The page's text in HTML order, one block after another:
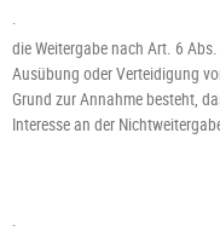
·
die Weitergabe nach Art. 6
Ausübung oder Verteidigung
Grund zur Annahme besteht,
Interesse an der
·